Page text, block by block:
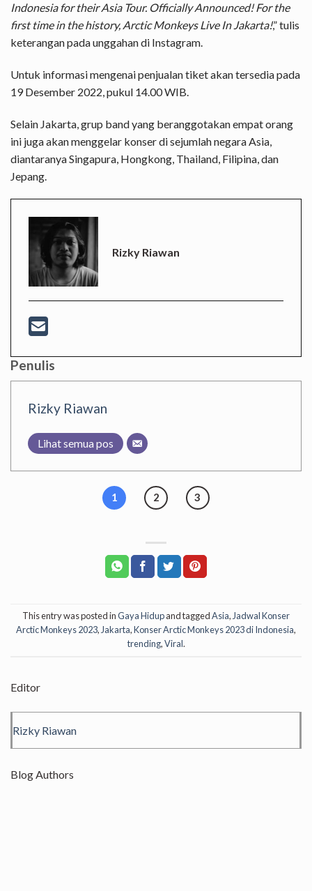
Indonesia for their Asia Tour. Officially Announced! For the
first time in the history, Arctic Monkeys Live In Jakarta!,” tulis
keterangan pada unggahan di Instagram.
Untuk informasi mengenai penjualan tiket akan tersedia pada
19 Desember 2022, pukul 14.00 WIB.
Selain Jakarta, grup band yang beranggotakan empat orang
ini juga akan menggelar konser di sejumlah negara Asia,
diantaranya Singapura, Hongkong, Thailand, Filipina, dan
Jepang.
Rizky Riawan
Penulis
Rizky Riawan
Lihat semua pos
1 2 3
This entry was posted inGaya Hidupand taggedAsia, Jadwal Konser
Arctic Monkeys 2023, Jakarta,Konser Arctic Monkeys 2023 di Indonesia,
trending,Viral.
Editor
Rizky Riawan
Blog Authors